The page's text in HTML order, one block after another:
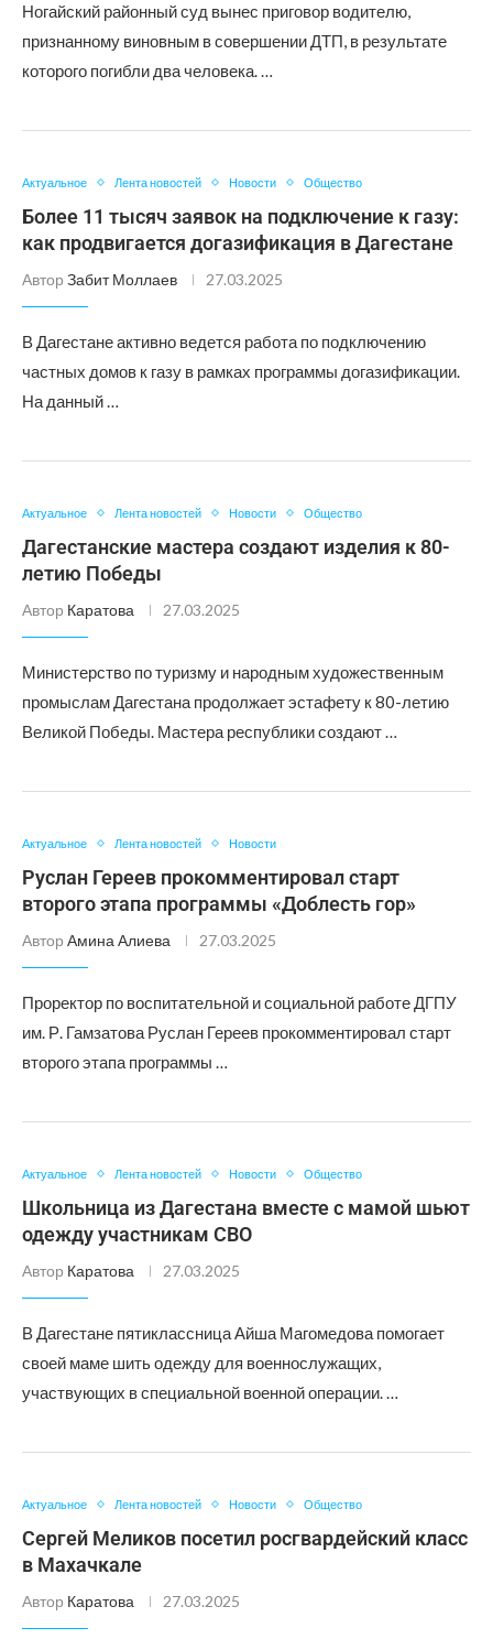
Ногайский районный суд вынес приговор водителю,
признанному виновным в совершении ДТП, в результате
которого погибли два человека. …
Актуальное Лента новостей Новости Общество
Более 11 тысяч заявок на подключение к газу:
как продвигается догазификация в Дагестане
Автор Забит Моллаев 27.03.2025
В Дагестане активно ведется работа по подключению
частных домов к газу в рамках программы догазификации.
На данный …
Актуальное Лента новостей Новости Общество
Дагестанские мастера создают изделия к 80-
летию Победы
Автор Каратова 27.03.2025
Министерство по туризму и народным художественным
промыслам Дагестана продолжает эстафету к 80-летию
Великой Победы. Мастера республики создают …
Актуальное Лента новостей Новости
Руслан Гереев прокомментировал старт
второго этапа программы «Доблесть гор»
Автор Амина Алиева 27.03.2025
Проректор по воспитательной и социальной работе ДГПУ
им. Р. Гамзатова Руслан Гереев прокомментировал старт
второго этапа программы …
Актуальное Лента новостей Новости Общество
Школьница из Дагестана вместе с мамой шьют
одежду участникам СВО
Автор Каратова 27.03.2025
В Дагестане пятиклассница Айша Магомедова помогает
своей маме шить одежду для военнослужащих,
участвующих в специальной военной операции. …
Актуальное Лента новостей Новости Общество
Сергей Меликов посетил росгвардейский класс
в Махачкале
Автор Каратова 27.03.2025